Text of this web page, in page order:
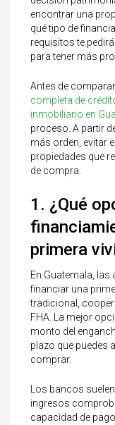
encontrar una
qué tipo de
requisitos te
para tener más
Antes de
completa de
inmobiliario en
proceso. A partir
más orden, evitar
propiedades que
de compra.
1. ¿Qué
primera
En Guatemala,
financiar una
tradicional,
FHA. La mejor
monto del
plazo que puedes
comprar.
Los bancos
ingresos
capacidad de